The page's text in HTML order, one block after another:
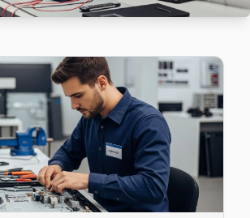
Paşa Toshiba Anakart Tamiri →
bölgesi dahil tüm hizmet
Açılmıyor Arıza →
Toshiba Servis
bölgesindeki Toshiba kullanıcıları için
Açılmıyor Arıza →